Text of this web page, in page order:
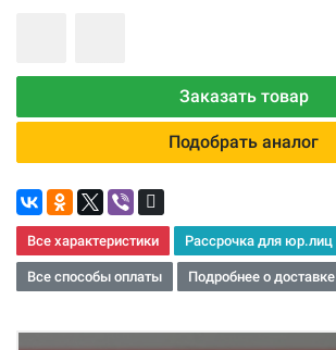
Заказать товар
Подобрать аналог
Все характеристики Рассрочка для юр.лиц
Все способы оплаты Подробнее о доставке